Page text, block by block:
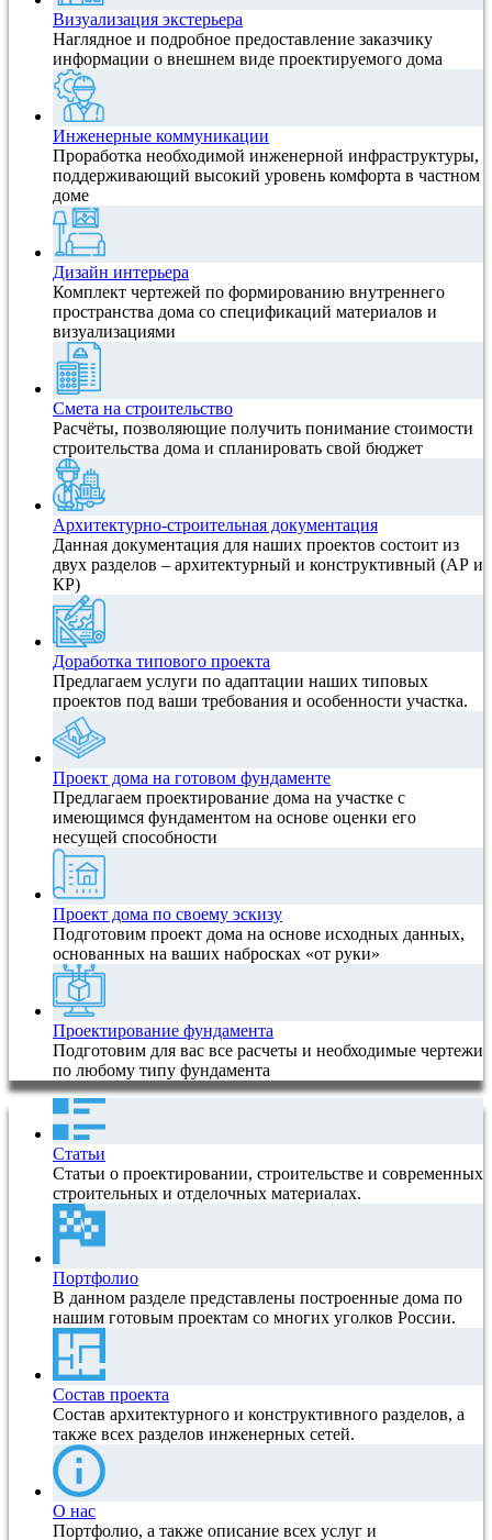
Визуализация экстерьера
Наглядное и подробное предоставление заказчику
информации о внешнем виде проектируемого дома
Инженерные коммуникации
Проработка необходимой инженерной инфраструктуры,
поддерживающий высокий уровень комфорта в частном
доме
Дизайн интерьера
Комплект чертежей по формированию внутреннего
пространства дома со спецификаций материалов и
визуализациями
Смета на строительство
Расчёты, позволяющие получить понимание стоимости
строительства дома и спланировать свой бюджет
Архитектурно-строительная документация
Данная документация для наших проектов состоит из
двух разделов – архитектурный и конструктивный (АР и
КР)
Доработка типового проекта
Предлагаем услуги по адаптации наших типовых
проектов под ваши требования и особенности участка.
Проект дома на готовом фундаменте
Предлагаем проектирование дома на участке с
имеющимся фундаментом на основе оценки его
несущей способности
Проект дома по своему эскизу
Подготовим проект дома на основе исходных данных,
основанных на ваших набросках «от руки»
Проектирование фундамента
Подготовим для вас все расчеты и необходимые чертежи
по любому типу фундамента
Статьи
Статьи о проектировании, строительстве и современных
строительных и отделочных материалах.
Портфолио
В данном разделе представлены построенные дома по
нашим готовым проектам со многих уголков России.
Состав проекта
Состав архитектурного и конструктивного разделов, а
также всех разделов инженерных сетей.
О нас
Портфолио, а также описание всех услуг и